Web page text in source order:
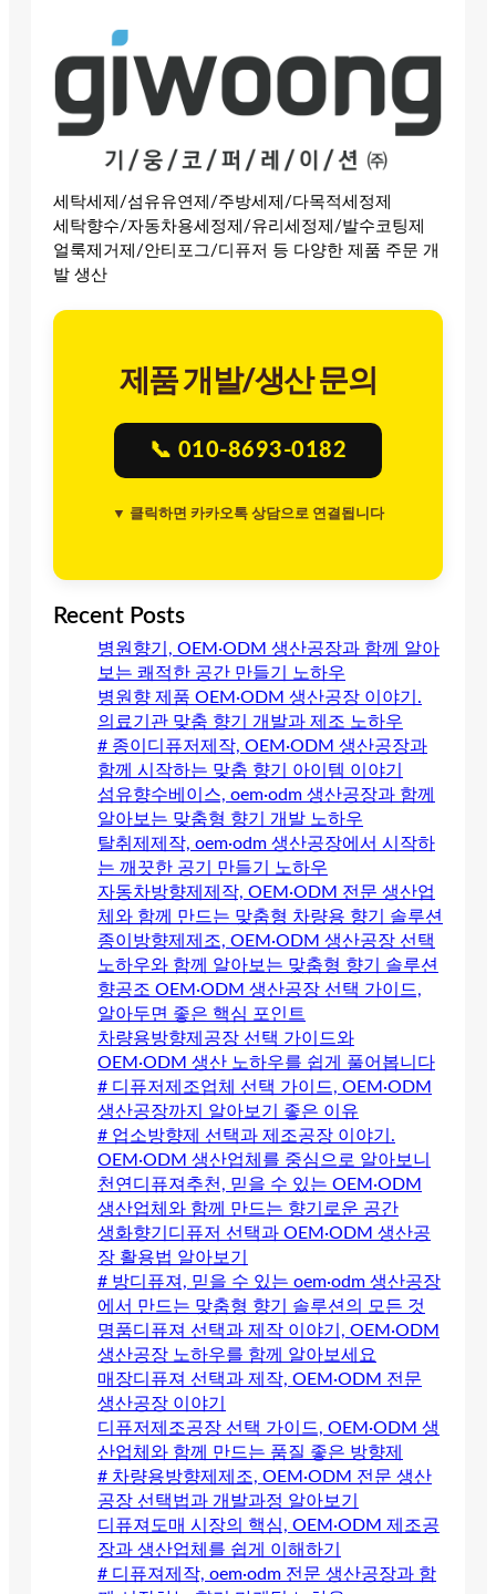
세탁세제/섬유유연제/주방세제/다목적세정제
세탁향수/자동차용세정제/유리세정제/발수코팅제
얼룩제거제/안티포그/디퓨저 등 다양한 제품 주문 개
발 생산
제품 개발/생산 문의
📞 010-8693-0182
▼ 클릭하면 카카오톡 상담으로 연결됩니다
Recent Posts
병원향기, OEM·ODM 생산공장과 함께 알아
보는 쾌적한 공간 만들기 노하우
병원향 제품 OEM·ODM 생산공장 이야기.
의료기관 맞춤 향기 개발과 제조 노하우
# 종이디퓨저제작, OEM·ODM 생산공장과
함께 시작하는 맞춤 향기 아이템 이야기
섬유향수베이스, oem·odm 생산공장과 함께
알아보는 맞춤형 향기 개발 노하우
탈취제제작, oem·odm 생산공장에서 시작하
는 깨끗한 공기 만들기 노하우
자동차방향제제작, OEM·ODM 전문 생산업
체와 함께 만드는 맞춤형 차량용 향기 솔루션
종이방향제제조, OEM·ODM 생산공장 선택
노하우와 함께 알아보는 맞춤형 향기 솔루션
향공조 OEM·ODM 생산공장 선택 가이드,
알아두면 좋은 핵심 포인트
차량용방향제공장 선택 가이드와
OEM·ODM 생산 노하우를 쉽게 풀어봅니다
# 디퓨저제조업체 선택 가이드, OEM·ODM
생산공장까지 알아보기 좋은 이유
# 업소방향제 선택과 제조공장 이야기.
OEM·ODM 생산업체를 중심으로 알아보니
천연디퓨져추천, 믿을 수 있는 OEM·ODM
생산업체와 함께 만드는 향기로운 공간
생화향기디퓨저 선택과 OEM·ODM 생산공
장 활용법 알아보기
# 방디퓨져, 믿을 수 있는 oem·odm 생산공장
에서 만드는 맞춤형 향기 솔루션의 모든 것
명품디퓨져 선택과 제작 이야기, OEM·ODM
생산공장 노하우를 함께 알아보세요
매장디퓨져 선택과 제작, OEM·ODM 전문
생산공장 이야기
디퓨저제조공장 선택 가이드, OEM·ODM 생
산업체와 함께 만드는 품질 좋은 방향제
# 차량용방향제제조, OEM·ODM 전문 생산
공장 선택법과 개발과정 알아보기
디퓨져도매 시장의 핵심, OEM·ODM 제조공
장과 생산업체를 쉽게 이해하기
# 디퓨져제작, oem·odm 전문 생산공장과 함